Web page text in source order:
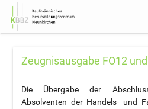
Zeugnisausgabe FO12
Die Übergabe der
Absolventen der Handels- und